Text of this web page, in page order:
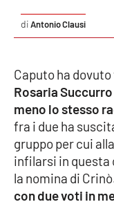
Crotone
Reggio Calabria
Cosenza
Lamezia Terme
Antonio Clausi
Caputo ha
Rosaria
meno lo stesso
fra i due ha
gruppo per cui
infilarsi in questa
la nomina di
con due voti in